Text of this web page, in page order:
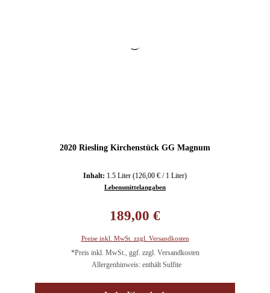
2020 Riesling Kirchenstück GG Magnum
Inhalt: 1.5 Liter (126,00 € / 1 Liter)
Lebensmittelangaben
189,00 €
Preise inkl. MwSt. zzgl. Versandkosten
*Preis inkl. MwSt., ggf. zzgl. Versandkosten
Allergenhinweis: enthält Sulfite